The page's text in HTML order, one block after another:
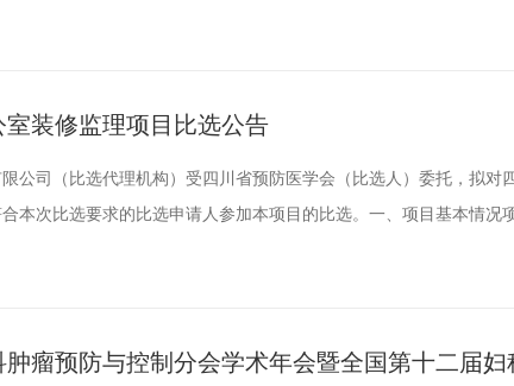
项目建设地址：少城大厦8楼；建设内容及规模：装修建设四川省预
装修监理项目比选公告
公司（比选代理机构）受四川省预防医学会（比选人）委托，拟对
本次比选要求的比选申请人参加本项目的比选。一、项目基本情况
青羊区少城路27号少城大厦8楼；建设内容及规模：装修建设四川省
肿瘤预防与控制分会学术年会暨全国第十二届